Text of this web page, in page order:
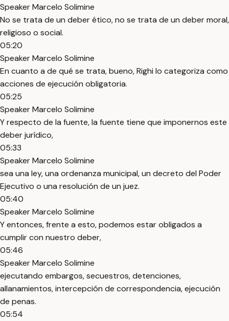
Speaker Marcelo Solimine
No se trata de un deber ético, no se trata de un deber moral,
religioso o social.
05:20
Speaker Marcelo Solimine
En cuanto a de qué se trata, bueno, Righi lo categoriza como
acciones de ejecución obligatoria.
05:25
Speaker Marcelo Solimine
Y respecto de la fuente, la fuente tiene que imponernos este
deber jurídico,
05:33
Speaker Marcelo Solimine
sea una ley, una ordenanza municipal, un decreto del Poder
Ejecutivo o una resolución de un juez.
05:40
Speaker Marcelo Solimine
Y entonces, frente a esto, podemos estar obligados a
cumplir con nuestro deber,
05:46
Speaker Marcelo Solimine
ejecutando embargos, secuestros, detenciones,
allanamientos, intercepción de correspondencia, ejecución
de penas.
05:54